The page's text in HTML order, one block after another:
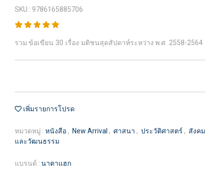
SKU : 9786165885706
รวม ข้อเขียน 30 เรื่อง มติชนสุดสัปดาห์ระหว่าง พ.ศ. 2558-2564
เพิ่มรายการโปรด
หมวดหมู่ : หนังสือ , New Arrival , ศาสนา , ประวัติศาสตร์ , สังคม
และวัฒนธรรม
แบรนด์ : นาตาแฮก